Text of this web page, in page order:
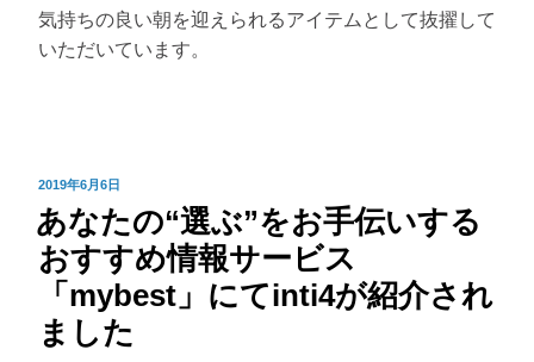
気持ちの良い朝を迎えられるアイテムとして抜擢して
いただいています。
投
稿
日:
2019年6月6日
あなたの“選ぶ”をお手伝いする
おすすめ情報サービス
「mybest」にてinti4が紹介され
ました